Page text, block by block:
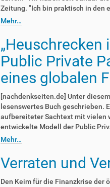
Zeitung. "Ich bin praktisch in den
Mehr…
„Heuschrecken
Public Private
eines globalen
[nachdenkseiten.de] Unter
lesenswertes Buch geschrieben.
aufbereiteter Sachtext mit vielen
entwickelte Modell der Public
Mehr…
Verraten und
Den Keim für die Finanzkrise der